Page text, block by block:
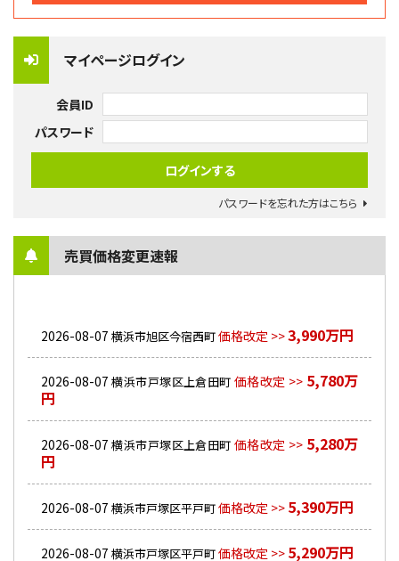
マイページログイン
会員ID
パスワード
パスワードを忘れた方はこちら
売買価格変更速報
2026-08-07 横浜市旭区今宿西町価格改定 >>3,990万円
2026-08-07 横浜市戸塚区上倉田町 価格改定 >> 5,780万
円
2026-08-07 横浜市戸塚区上倉田町 価格改定 >> 5,280万
円
2026-08-07 横浜市戸塚区平戸町価格改定 >> 5,390万円
2026-08-07 横浜市戸塚区平戸町価格改定 >> 5,290万円